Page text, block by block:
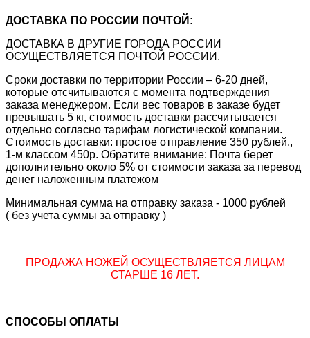
ДОСТАВКА ПО РОССИИ ПОЧТОЙ:
ДОСТАВКА В ДРУГИЕ ГОРОДА РОССИИ
ОСУЩЕСТВЛЯЕТСЯ ПОЧТОЙ РОССИИ.
Сроки доставки по территории России – 6-20 дней,
которые отсчитываются с момента подтверждения
заказа менеджером. Если вес товаров в заказе будет
превышать 5 кг, стоимость доставки рассчитывается
отдельно согласно тарифам логистической компании.
Стоимость доставки: простое отправление 350 рублей.,
1-м классом 450р. Обратите внимание: Почта берет
дополнительно около 5% от стоимости заказа за перевод
денег наложенным платежом
Минимальная сумма на отправку заказа - 1000 рублей
( без учета суммы за отправку )
ПРОДАЖА НОЖЕЙ ОСУЩЕСТВЛЯЕТСЯ ЛИЦАМ
СТАРШЕ 16 ЛЕТ.
СПОСОБЫ ОПЛАТЫ